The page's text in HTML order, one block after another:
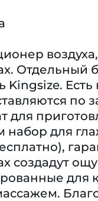
Отдельный
Kingsize.
по
для
набор для
создадут
для